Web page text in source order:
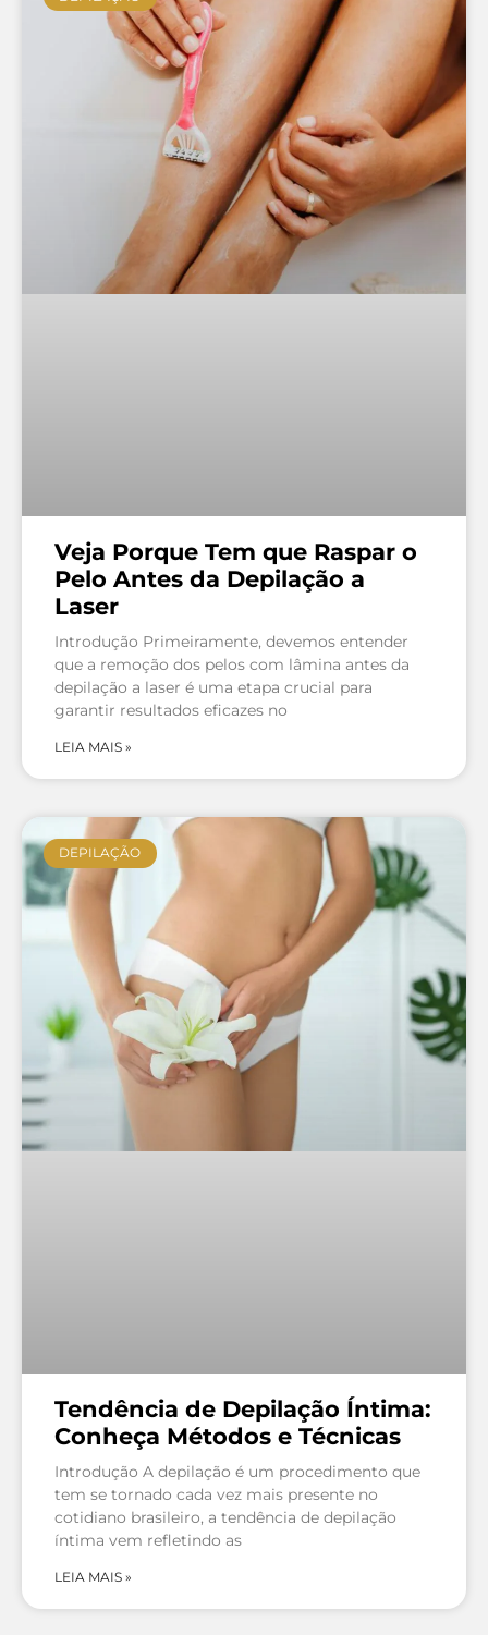
Veja Porque Tem que Raspar o
Pelo Antes da Depilação a
Laser
Introdução Primeiramente, devemos entender
que a remoção dos pelos com lâmina antes da
depilação a laser é uma etapa crucial para
garantir resultados eficazes no
LEIA MAIS »
DEPILAÇÃO
Tendência de Depilação Íntima:
Conheça Métodos e Técnicas
Introdução A depilação é um procedimento que
tem se tornado cada vez mais presente no
cotidiano brasileiro, a tendência de depilação
íntima vem refletindo as
LEIA MAIS »